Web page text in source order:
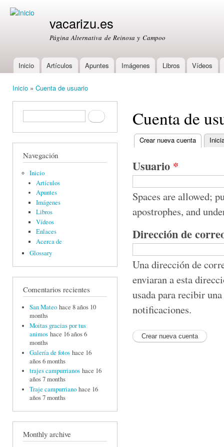
vacarizu.es
Página Alternativa de Reinosa y Campoo
Main menu
Inicio Artículos Apuntes Imágenes Libros Vídeos
Inicio » Cuenta de usuario
Formulario de búsquedaBuscar
Navegación
Inicio
Artículos
Apuntes
Imágenes
Libros
Vídeos
Enlaces
Acerca de
Glossary
Comentarios recientes
San Mateo hace 8 años 10
months
Moitas gracias por tus
animos hace 16 años 6
months
Galería de fotos hace 16
años 6 months
trajes campurrianos hace 16
años 7 months
Traje campurriano hace 16
años 7 months
Monthly archive
Cuenta de
Primary tabs
Crear nueva cuenta (active
Usuario *
Spaces are allowed;
apostrophes, and
Dirección de
Una dirección de
enviaran a esta
usada para recibir
notificaciones.